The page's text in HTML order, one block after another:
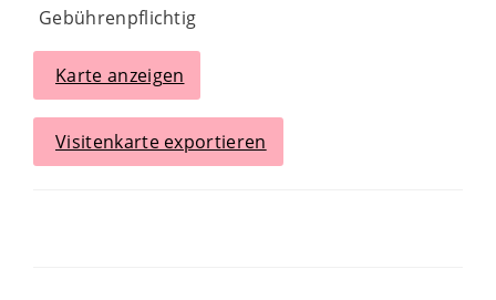
Gebührenpflichtig
Karte anzeigen
Visitenkarte exportieren